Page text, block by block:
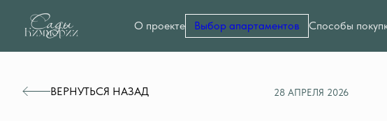
О проекте Выбор апартаментов Способы
ВЕРНУТЬСЯ НАЗАД 28 АПРЕЛЯ 2026